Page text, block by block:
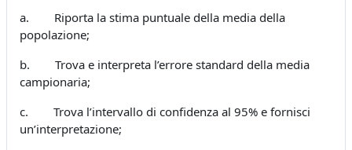
a. Riporta la stima puntuale della media della
popolazione;
b. Trova e interpreta l’errore standard della media
campionaria;
c. Trova l’intervallo di confidenza al 95% e fornisci
un’interpretazione;